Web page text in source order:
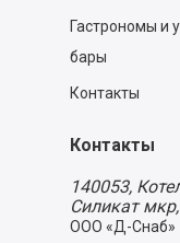
Гастрономы и
бары
Контакты
Контакты
140053,
Силикат
ООО «Д-Снаб»